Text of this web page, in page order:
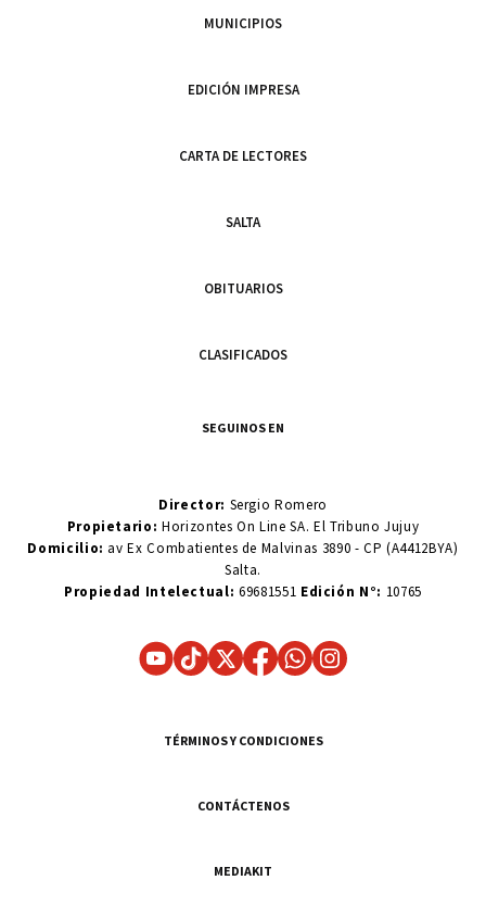
MUNICIPIOS
EDICIÓN IMPRESA
CARTA DE LECTORES
SALTA
OBITUARIOS
CLASIFICADOS
SEGUINOS EN
Director: Sergio Romero
Propietario:Horizontes On Line SA. El Tribuno Jujuy
Domicilio: av Ex Combatientes de Malvinas 3890 - CP (A4412BYA)
Salta.
Propiedad Intelectual: 69681551 Edición N°: 10765
TÉRMINOS Y CONDICIONES
CONTÁCTENOS
MEDIAKIT